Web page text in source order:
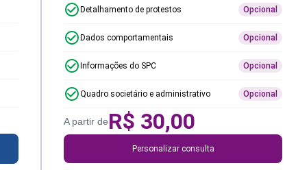
Detalhamento de protestos Opcional
Dados comportamentais Opcional
Informações do SPC Opcional
Quadro societário e administrativo Opcional
A partir deR$ 30,00
Personalizar consulta